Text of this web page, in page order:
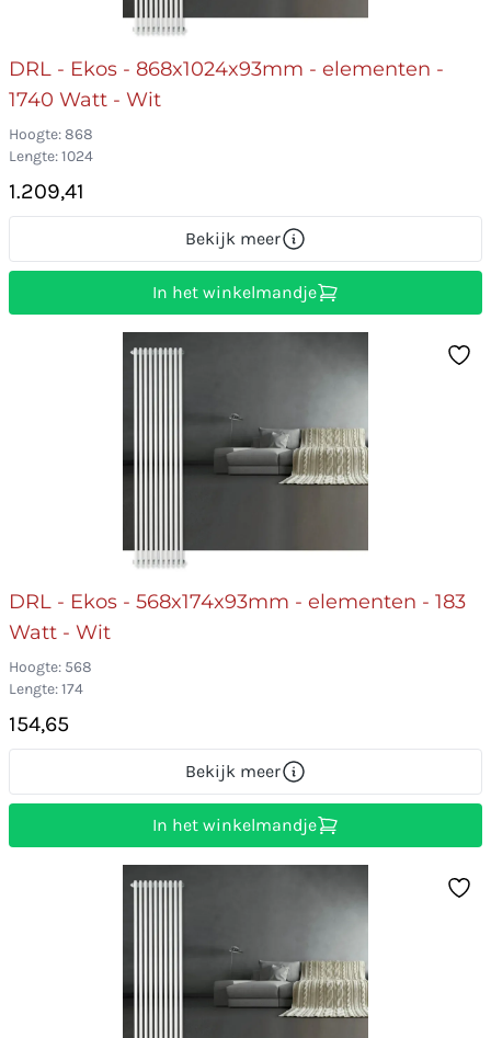
DRL - Ekos - 868x1024x93mm - elementen -
1740 Watt - Wit
Hoogte: 868
Lengte: 1024
1.209,41
Bekijk meer
In het winkelmandje
DRL - Ekos - 568x174x93mm - elementen - 183
Watt - Wit
Hoogte: 568
Lengte: 174
154,65
Bekijk meer
In het winkelmandje